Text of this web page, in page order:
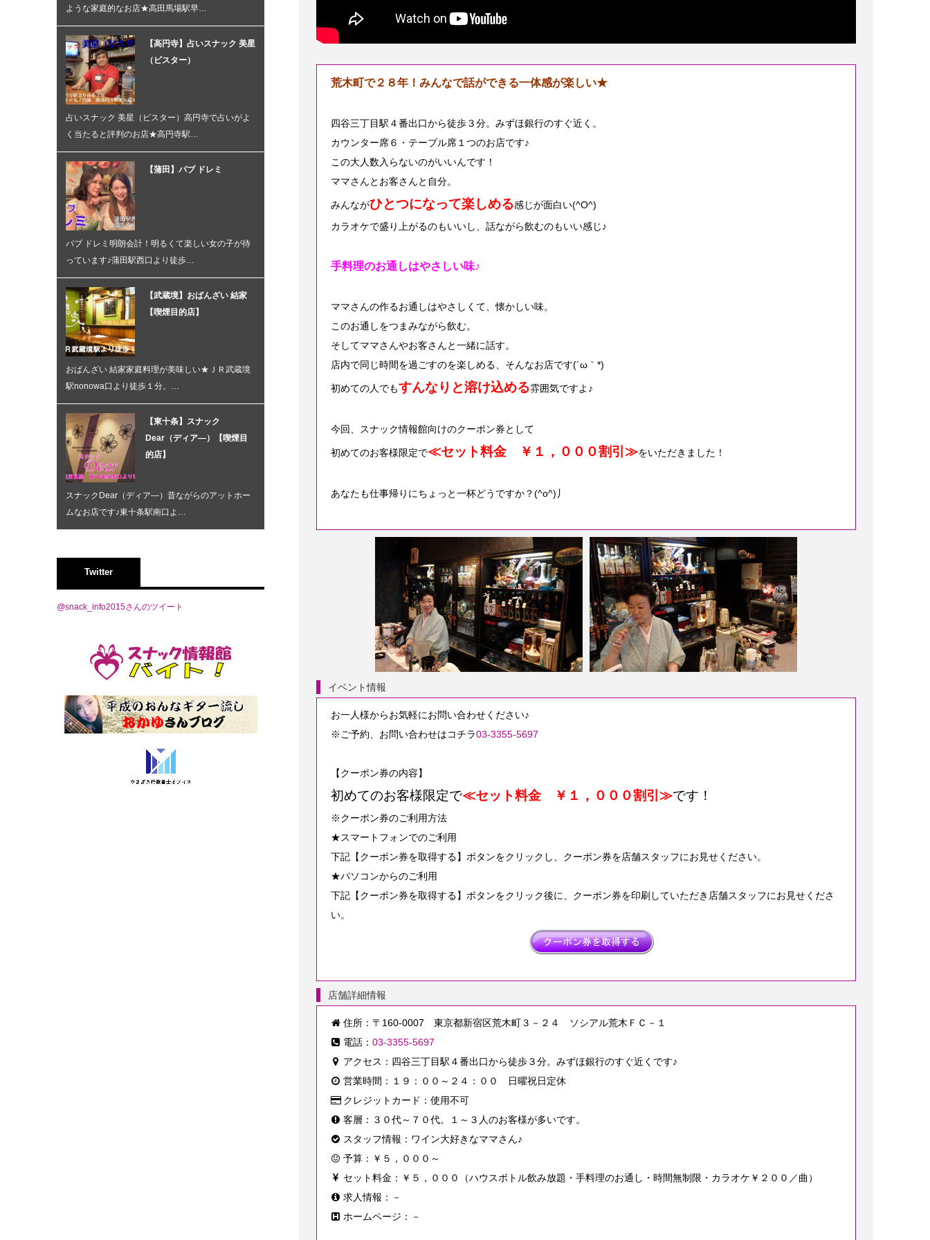
荒木町で２８年！みんなで話ができる一体感が楽しい★
四谷三丁目駅４番出口から徒歩３分。みずほ銀行のすぐ近く。
カウンター席６・テーブル席１つのお店です♪
この大人数入らないのがいいんです！
ママさんとお客さんと自分。
みんながひとつになって楽しめる感じが面白い(^O^)
カラオケで盛り上がるのもいいし、話ながら飲むのもいい感じ♪
手料理のお通しはやさしい味♪
ママさんの作るお通しはやさしくて、懐かしい味。
このお通しをつまみながら飲む。
そしてママさんやお客さんと一緒に話す。
店内で同じ時間を過ごすのを楽しめる、そんなお店です(´ω｀*)
初めての人でもすんなりと溶け込める雰囲気ですよ♪
今回、スナック情報館向けのクーポン券として
初めてのお客様限定で≪セット料金 ￥１，０００割引≫をいただきました！
あなたも仕事帰りにちょっと一杯どうですか？(^o^)丿
イベント情報
お一人様からお気軽にお問い合わせください♪
※ご予約、お問い合わせはコチラ03-3355-5697
【クーポン券の内容】
初めてのお客様限定で≪セット料金 ￥１，０００割引≫です！
※クーポン券のご利用方法
★スマートフォンでのご利用
下記【クーポン券を取得する】ボタンをクリックし、クーポン券を店舗スタッフにお見せください。
★パソコンからのご利用
下記【クーポン券を取得する】ボタンをクリック後に、クーポン券を印刷していただき店舗スタッフにお見せくださ
い。
店舗詳細情報
住所：〒160-0007 東京都新宿区荒木町３－２４ ソシアル荒木ＦＣ－１
電話： 03-3355-5697
アクセス：四谷三丁目駅４番出口から徒歩３分。みずほ銀行のすぐ近くです♪
営業時間：１９：００～２４：００ 日曜祝日定休
クレジットカード：使用不可
客層：３０代～７０代。１～３人のお客様が多いです。
スタッフ情報：ワイン大好きなママさん♪
予算：￥５，０００～
セット料金：￥５，０００（ハウスボトル飲み放題・手料理のお通し・時間無制限・カラオケ￥２００／曲）
求人情報：－
ホームページ：－
ような家庭的なお店★高田馬場駅早…
【高円寺】占いスナック 美星
（ビスター）
占いスナック 美星（ビスター）高円寺で占いがよ
く当たると評判のお店★高円寺駅…
【蒲田】パブ ドレミ
パブ ドレミ明朗会計！明るくて楽しい女の子が待
っています♪蒲田駅西口より徒歩…
【武蔵境】おばんざい 結家
【喫煙目的店】
おばんざい 結家家庭料理が美味しい★ＪＲ武蔵境
駅nonowa口より徒歩１分。…
【東十条】スナック
Dear（ディア―）【喫煙目
的店】
スナックDear（ディア―）昔ながらのアットホー
ムなお店です♪東十条駅南口よ…
Twitter
@snack_info2015さんのツイート